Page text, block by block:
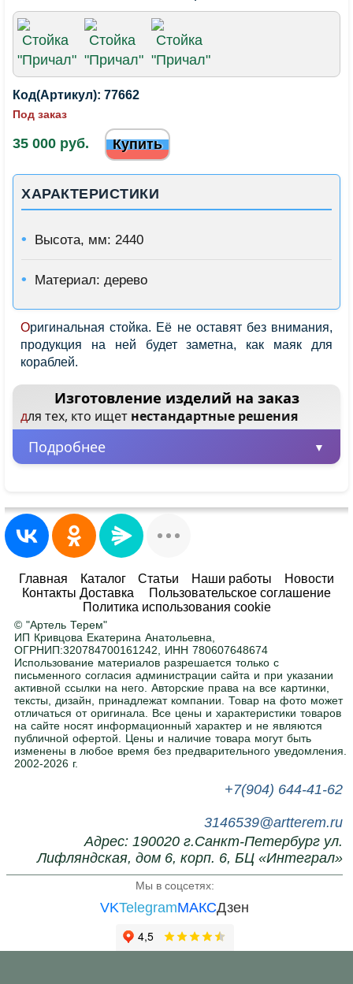
Код(Артикул): 77662
Под заказ
35 000 руб. Купить
Оригинальная стойка. Её не оставят без внимания,
продукция на ней будет заметна, как маяк для
кораблей.
ХАРАКТЕРИСТИКИ
Высота, мм: 2440
Материал: дерево
Изготовление изделий на заказ
для тех, кто ищет нестандартные решения
Подробнее
Заказывайте от одного изделия, не
ограничиваясь большими объемами.
Любые размеры и цвета
Адаптируем любой товар под ваше
помещение. Ширина, высота, глубина — по
вашему заданию. Покраска в любой цвет RAL
Нужна помощь в подборе?
Напишите или позвоните нам, поможем с
выбором.
Главная Каталог Статьи Наши работы
Новости
Контакты Доставка
Пользовательское соглашение
Политика использования cookie
© "Артель Терем"
ИП Кривцова Екатерина Анатольевна,
ОГРНИП:320784700161242, ИНН 780607648674
Использование материалов разрешается только с
письменного согласия администрации сайта и при указании
активной ссылки на него. Авторские права на все картинки,
тексты, дизайн, принадлежат компании. Товар на фото может
отличаться от оригинала. Все цены и характеристики товаров
на сайте носят информационный характер и не являются
публичной офертой. Цены и наличие товара могут быть
изменены в любое время без предварительного уведомления.
2002-2026 г.
+7(904) 644-41-62
3146539@artterem.ru
Адрес: 190020 г.Санкт-Петербург ул.
Лифляндская, дом 6, корп. 6, БЦ «Интеграл»
Мы в соцсетях:
VKTelegramМАКСДзен